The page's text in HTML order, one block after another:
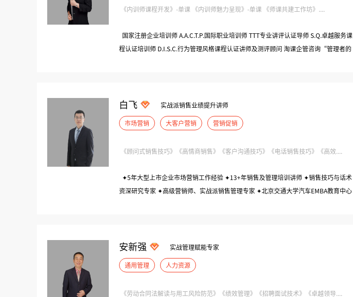
《内训师课程开发》-单课 《内训师魅力呈现》-单课 《师课共建工作坊》....
国家注册企业培训师 A.A.C.T.P.国际职业培训师 TTT专业讲评认证导师 S.Q.卓越服务课
程认证培训师 D.I.S.C.行为管理风格课程认证讲师及测评顾问 淘课企管咨询“管理者的
白飞 实战派销售业绩提升讲师
市场营销 大客户营销 营销促销
《顾问式销售技巧》《高情商销售》《客户沟通技巧》《电话销售技巧》《高效....
✦5年大型上市企业市场营销工作经验 ✦13+年销售及管理培训讲师 ✦销售技巧与话术
资深研究专家 ✦高级营销师、实战派销售管理专家 ✦北京交通大学汽车EMBA教育中心
安新强 实战管理赋能专家
通用管理 人力资源
《劳动合同法解读与用工风险防范》《绩效管理》《招聘面试技术》《卓越领导....